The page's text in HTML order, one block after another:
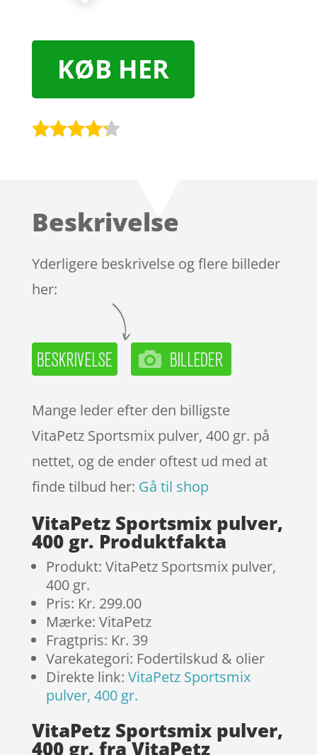
KØB HER
på
mmelser
Beskrivelse
Yderligere beskrivelse og flere billeder
her:
Mange leder efter den billigste
VitaPetz Sportsmix pulver, 400 gr. på
nettet, og de ender oftest ud med at
finde tilbud her: Gå til shop
VitaPetz Sportsmix pulver,
400 gr. Produktfakta
Produkt: VitaPetz Sportsmix pulver,
400 gr.
Pris: Kr. 299.00
Mærke: VitaPetz
Fragtpris: Kr. 39
Varekategori: Fodertilskud & olier
Direkte link: VitaPetz Sportsmix
pulver, 400 gr.
VitaPetz Sportsmix pulver,
400 gr. fra VitaPetz